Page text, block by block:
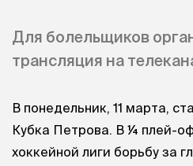
Для болельщиков
трансляция на
В понедельник, 11 марта,
Кубка Петрова. В ¼ плей-
хоккейной лиги борьбу за